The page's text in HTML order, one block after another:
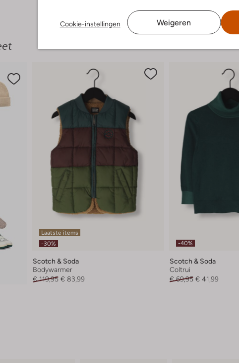
Cookie-instellingen Weigeren
Laatste items
-30%
Scotch & Soda
Bodywarmer
€ 119,95 € 83,99
-40%
Scotch & Soda
Coltrui
€ 69,95 € 41,99